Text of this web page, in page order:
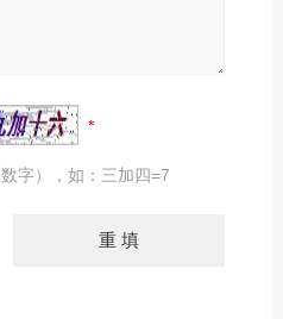
字），如：三加四=7